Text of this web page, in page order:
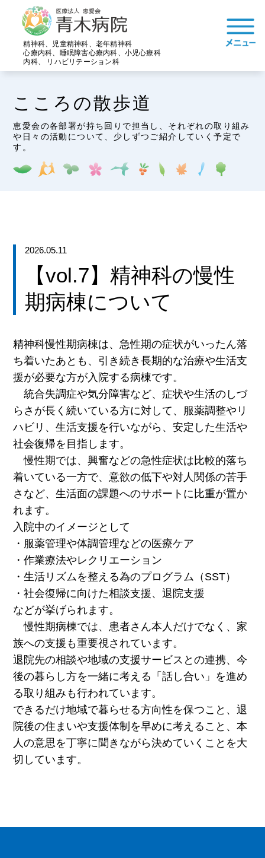
精神科、児童精神科、老年精神科
心療内科、睡眠障害心療内科、小児心療科
内科、 リハビリテーション科
こころの散歩道
恵愛会の各部署が持ち回りで担当し、それぞれの取り組み
や日々の活動について、少しずつご紹介していく予定で
す。
2026.05.11
【vol.7】精神科の慢性
期病棟について
精神科慢性期病棟は、急性期の症状がいったん落
ち着いたあとも、引き続き長期的な治療や生活支
援が必要な方が入院する病棟です。
統合失調症や気分障害など、症状や生活のしづ
らさが長く続いている方に対して、服薬調整やリ
ハビリ、生活支援を行いながら、安定した生活や
社会復帰を目指します。
慢性期では、興奮などの急性症状は比較的落ち
着いている一方で、意欲の低下や対人関係の苦手
さなど、生活面の課題へのサポートに比重が置か
れます。
入院中のイメージとして
・服薬管理や体調管理などの医療ケア
・作業療法やレクリエーション
・生活リズムを整える為のプログラム（SST）
・社会復帰に向けた相談支援、退院支援
などが挙げられます。
慢性期病棟では、患者さん本人だけでなく、家
族への支援も重要視されています。
退院先の相談や地域の支援サービスとの連携、今
後の暮らし方を一緒に考える「話し合い」を進め
る取り組みも行われています。
できるだけ地域で暮らせる方向性を保つこと、退
院後の住まいや支援体制を早めに考えること、本
人の意思を丁寧に聞きながら決めていくことを大
切しています。